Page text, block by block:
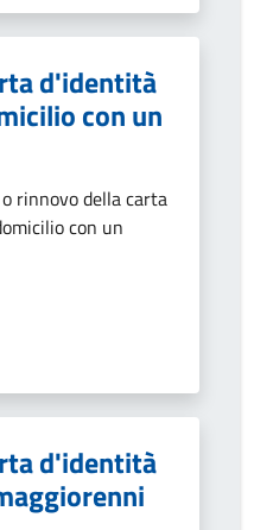
d'identità
con un
rinnovo della carta
con un
d'identità